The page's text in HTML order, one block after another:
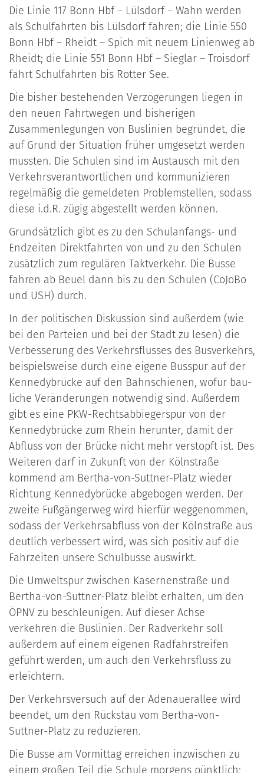
Die Linie 117 Bonn Hbf – Lülsdorf – Wahn werden
als Schulfahrten bis Lülsdorf fahren; die Linie 550
Bonn Hbf – Rheidt – Spich mit neuem Linienweg ab
Rheidt; die Linie 551 Bonn Hbf – Sieglar – Troisdorf
fährt Schulfahrten bis Rotter See.
Die bisher bestehenden Verzögerungen liegen in
den neuen Fahrtwegen und bisheri­gen
Zusammenlegungen von Buslinien begründet, die
auf Grund der Situation früher umgesetzt werden
mussten. Die Schulen sind im Austausch mit den
Verkehrsverantwortlichen und kommunizieren
regelmäßig die gemeldeten Problemstellen, sodass
diese i.d.R. zügig abgestellt werden können.
Grundsätzlich gibt es zu den Schulanfangs- und
Endzeiten Direktfahrten von und zu den Schulen
zusätzlich zum regulären Taktverkehr. Die Busse
fahren ab Beuel dann bis zu den Schulen (CoJoBo
und USH) durch.
In der politischen Diskussion sind außerdem (wie
bei den Parteien und bei der Stadt zu lesen) die
Verbesserung des Verkehrsflusses des Busverkehrs,
beispielsweise durch eine eigene Busspur auf der
Kennedybrücke auf den Bahnschienen, wofür bau­
liche Veränderungen notwendig sind. Außerdem
gibt es eine PKW-Rechtsabbiegerspur von der
Kennedybrücke zum Rhein herunter, damit der
Abfluss von der Brücke nicht mehr verstopft ist. Des
Weiteren darf in Zukunft von der Kölnstraße
kommend am Bertha-von-Suttner-Platz wieder
Richtung Kennedybrücke abgebogen werden. Der
zweite Fußgängerweg wird hierfür weggenommen,
sodass der Verkehrsabfluss von der Kölnstraße aus
deutlich verbessert wird, was sich positiv auf die
Fahrzeiten unsere Schulbusse auswirkt.
Die Umweltspur zwischen Kasernenstraße und
Bertha-von-Suttner-Platz bleibt erhal­ten, um den
ÖPNV zu beschleunigen. Auf dieser Achse
verkehren die Buslinien. Der Radverkehr soll
außerdem auf einem eigenen Radfahrstreifen
geführt werden, um auch den Verkehrsfluss zu
erleichtern.
Der Verkehrsversuch auf der Adenauerallee wird
beendet, um den Rückstau vom Ber­tha-von-
Suttner-Platz zu reduzieren.
Die Busse am Vormittag erreichen inzwischen zu
einem großen Teil die Schule morgens pünktlich;